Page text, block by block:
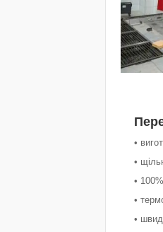
•
•
•
•
•